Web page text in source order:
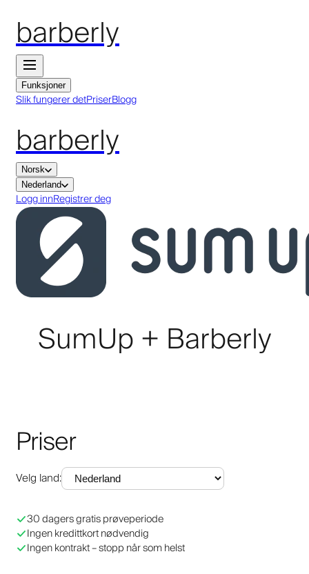
barberly
Funksjoner
Slik fungerer detPriserBlogg
barberly
Norsk
Nederland
Logg innRegistrer deg
SumUp + Barberly
Priser
Velg land:
30 dagers gratis prøveperiode
Ingen kredittkort nødvendig
Ingen kontrakt – stopp når som helst